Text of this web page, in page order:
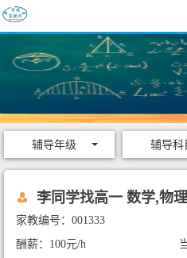
辅导年级 辅导科
李同学找高一 数学,物
家教编号：001333
酬薪：100元/h